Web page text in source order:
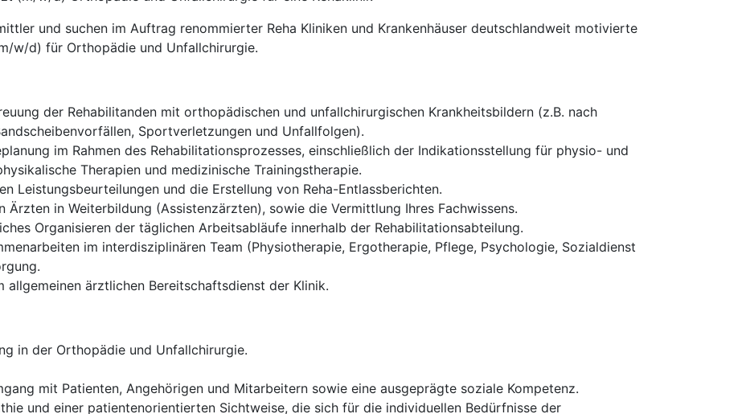
und suchen im Auftrag renommierter Reha Kliniken und Krankenhäuser deutschlandweit motivierte
w/d) für Orthopädie und Unfallchirurgie.
der Rehabilitanden mit orthopädischen und unfallchirurgischen Krankheitsbildern (z.B. nach
Sportverletzungen und Unfallfolgen).
im Rahmen des Rehabilitationsprozesses, einschließlich der Indikationsstellung für physio- und
Therapien und medizinische Trainingstherapie.
Leistungsbeurteilungen und die Erstellung von Reha-Entlassberichten.
Ärzten in Weiterbildung (Assistenzärzten), sowie die Vermittlung Ihres Fachwissens.
Organisieren der täglichen Arbeitsabläufe innerhalb der Rehabilitationsabteilung.
im interdisziplinären Team (Physiotherapie, Ergotherapie, Pflege, Psychologie, Sozialdienst
allgemeinen ärztlichen Bereitschaftsdienst der Klinik.
in der Orthopädie und Unfallchirurgie.
mit Patienten, Angehörigen und Mitarbeitern sowie eine ausgeprägte soziale Kompetenz.
und einer patientenorientierten Sichtweise, die sich für die individuellen Bedürfnisse der